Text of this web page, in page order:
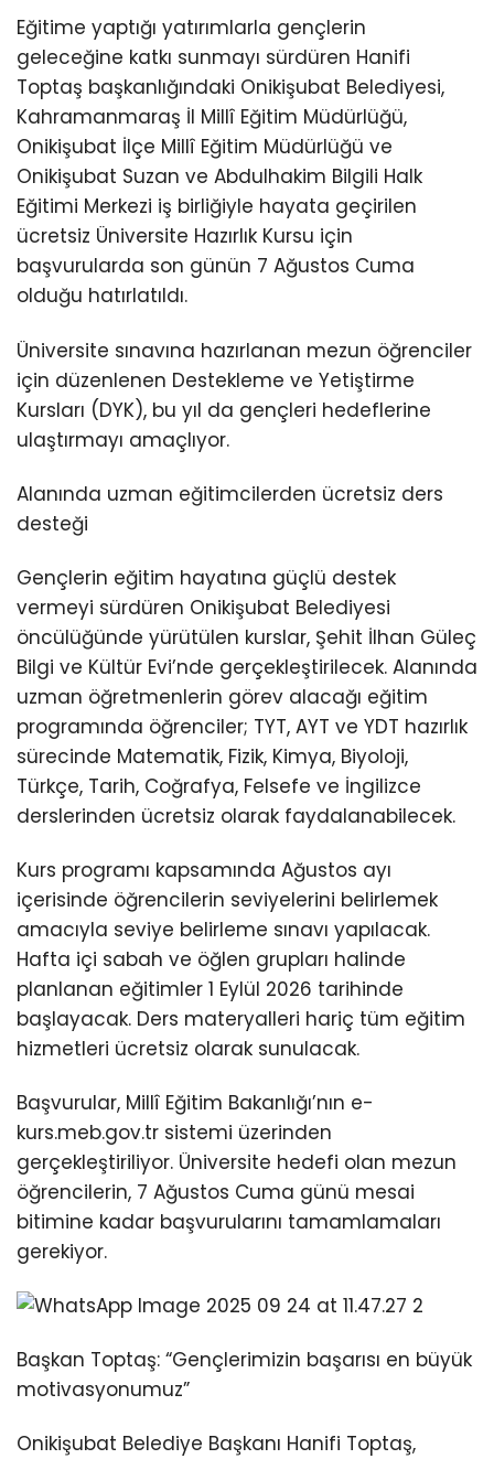
Eğitime yaptığı yatırımlarla gençlerin
geleceğine katkı sunmayı sürdüren Hanifi
Toptaş başkanlığındaki Onikişubat Belediyesi,
Kahramanmaraş İl Millî Eğitim Müdürlüğü,
Onikişubat İlçe Millî Eğitim Müdürlüğü ve
Onikişubat Suzan ve Abdulhakim Bilgili Halk
Eğitimi Merkezi iş birliğiyle hayata geçirilen
ücretsiz Üniversite Hazırlık Kursu için
başvurularda son günün 7 Ağustos Cuma
olduğu hatırlatıldı.
Üniversite sınavına hazırlanan mezun öğrenciler
için düzenlenen Destekleme ve Yetiştirme
Kursları (DYK), bu yıl da gençleri hedeflerine
ulaştırmayı amaçlıyor.
Alanında uzman eğitimcilerden ücretsiz ders
desteği
Gençlerin eğitim hayatına güçlü destek
vermeyi sürdüren Onikişubat Belediyesi
öncülüğünde yürütülen kurslar, Şehit İlhan Güleç
Bilgi ve Kültür Evi’nde gerçekleştirilecek. Alanında
uzman öğretmenlerin görev alacağı eğitim
programında öğrenciler; TYT, AYT ve YDT hazırlık
sürecinde Matematik, Fizik, Kimya, Biyoloji,
Türkçe, Tarih, Coğrafya, Felsefe ve İngilizce
derslerinden ücretsiz olarak faydalanabilecek.
Kurs programı kapsamında Ağustos ayı
içerisinde öğrencilerin seviyelerini belirlemek
amacıyla seviye belirleme sınavı yapılacak.
Hafta içi sabah ve öğlen grupları halinde
planlanan eğitimler 1 Eylül 2026 tarihinde
başlayacak. Ders materyalleri hariç tüm eğitim
hizmetleri ücretsiz olarak sunulacak.
Başvurular, Millî Eğitim Bakanlığı’nın e-
kurs.meb.gov.tr sistemi üzerinden
gerçekleştiriliyor. Üniversite hedefi olan mezun
öğrencilerin, 7 Ağustos Cuma günü mesai
bitimine kadar başvurularını tamamlamaları
gerekiyor.
Başkan Toptaş: “Gençlerimizin başarısı en büyük
motivasyonumuz”
Onikişubat Belediye Başkanı Hanifi Toptaş,